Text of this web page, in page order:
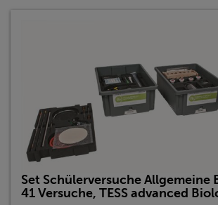
Set Schülerversuche Allgemeine
41 Versuche, TESS advanced